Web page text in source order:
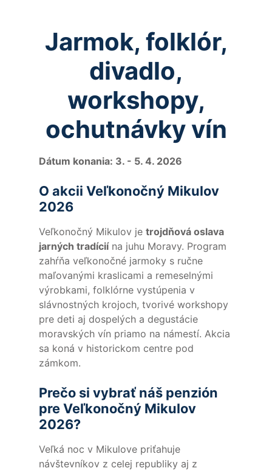
Jarmok, folklór,
divadlo,
workshopy,
ochutnávky vín
Dátum konania: 3. - 5. 4. 2026
O akcii Veľkonočný Mikulov
2026
Veľkonočný Mikulov je trojdňová oslava
jarných tradíciína juhu Moravy. Program
zahŕňa veľkonočné jarmoky s ručne
maľovanými kraslicami a remeselnými
výrobkami, folklórne vystúpenia v
slávnostných krojoch, tvorivé workshopy
pre deti aj dospelých a degustácie
moravských vín priamo na námestí. Akcia
sa koná v historickom centre pod
zámkom.
Prečo si vybrať náš penzión
pre Veľkonočný Mikulov
2026?
Veľká noc v Mikulove priťahuje
návštevníkov z celej republiky aj z